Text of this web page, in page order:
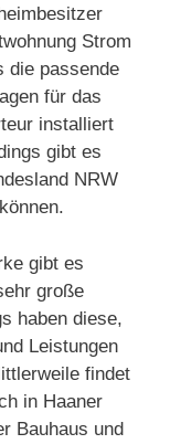
Strom
die passende
für das
installiert
gibt es
NRW
gibt es
große
haben diese,
Leistungen
findet
in Haaner
Bauhaus und